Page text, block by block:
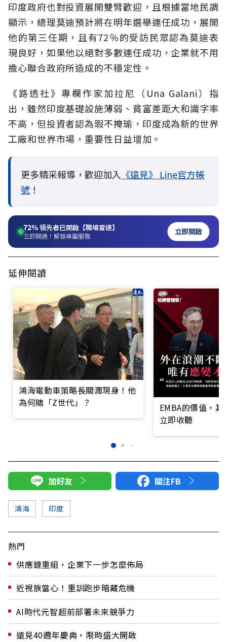
印度政府也對投資展開雙臂歡迎，且根據當地民調
顯示，總理莫迪預計將在明年選舉連任成功，展開
他的第三任期，且有72％的受訪民眾認為莫迪表
現良好，如果他以絕對多數連任成功，企業就不用
擔心聯合政府所造成的不穩定性。
《路透社》專欄作家加拉尼（Una Galani）指
出，雖然印度基礎設施薄弱、貧富差距大和識字率
不高，但投資者認為瑕不掩瑜，印度成為新的世界
工廠和世界市場，重要性日益增加。
更多精采報導，歡迎加入 《遠見》 Line官方帳
號 ！
72%領先者已開啟【職場雷達】
立即開通！解鎖專屬服務 立即開啟
延伸閱讀
鴻海電動車策略長關潤現身！他
為何賭「Z世代」？
EMBA的價值，
立即收聽
加好友 關注FB
鴻海 印度
熱門
供應鏈重組，企業下一步怎麼佈局
近視族當心！重訓跑步暗藏危機
AI時代元智超前部署未來競爭力
遠見40週年慶典，限時盛大開啟